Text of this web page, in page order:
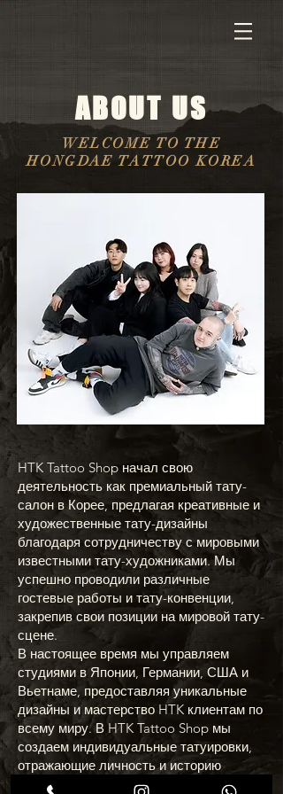
ABOUT US
WELCOME TO THE
HONGDAE TATTOO KOREA
HTK Tattoo Shop начал свою
деятельность как премиальный тату-
салон в Корее, предлагая креативные и
художественные тату-дизайны
благодаря сотрудничеству с мировыми
известными тату-художниками. Мы
успешно проводили различные
гостевые работы и тату-конвенции,
закрепив свои позиции на мировой тату-
сцене.
В настоящее время мы управляем
студиями в Японии, Германии, США и
Вьетнаме, предоставляя уникальные
дизайны и мастерство HTK клиентам по
всему миру. В HTK Tattoo Shop мы
создаем индивидуальные татуировки,
отражающие личность и историю
каждого клиента, предлагая